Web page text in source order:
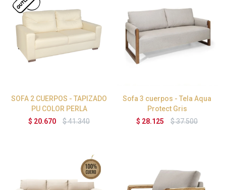
SOFA 2 CUERPOS - TAPIZADO
PU COLOR PERLA
$ 20.670 $41.340
Sofa 3 cuerpos - Tela Aqua
Protect Gris
$ 28.125 $37.500